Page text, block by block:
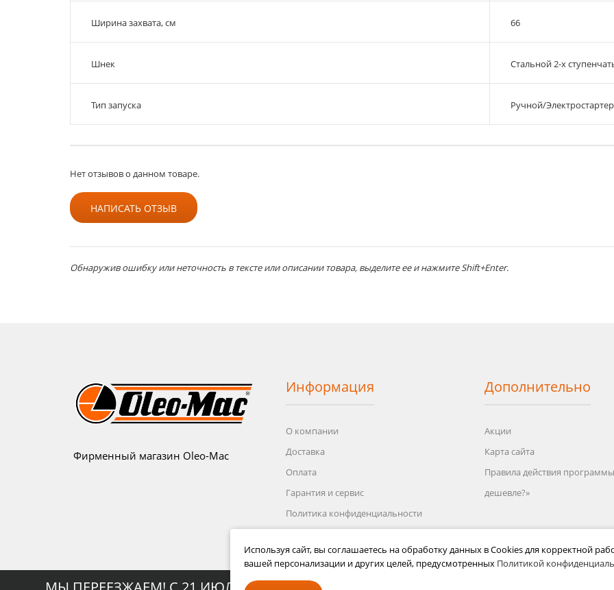
Ширина захвата, см 66
Шнек Стальной 2-х
Тип запуска Ручной/
Нет отзывов о данном товаре.
НАПИСАТЬ ОТЗЫВ
Обнаружив ошибку или неточность в тексте или описании товара, выделите ее и нажмите Shift+Enter.
Фирменный магазин Oleo-Mac
Информация
О компании
Доставка
Оплата
Гарантия и сервис
Политика конфиденциальности
Условия возврата
Дополнительно
Акции
Карта сайта
Правила действия
дешевле?»
Используя сайт, вы соглашаетесь на обработку данных в Cookies для корректной
вашей персонализации и других целей, предусмотренных Политикой